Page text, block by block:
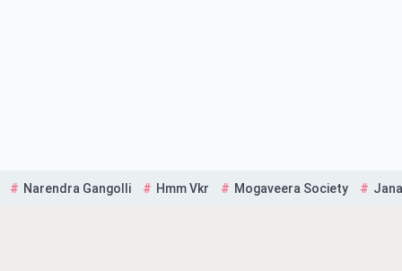
Narendra Gangolli Hmm Vkr Mogaveera Society